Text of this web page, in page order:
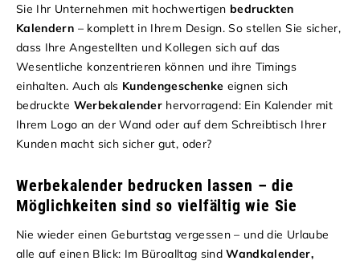
Sie Ihr Unternehmen mit hochwertigen bedruckten
Kalendern – komplett in Ihrem Design. So stellen Sie sicher,
dass Ihre Angestellten und Kollegen sich auf das
Wesentliche konzentrieren können und ihre Timings
einhalten. Auch als Kundengeschenke eignen sich
bedruckte Werbekalender hervorragend: Ein Kalender mit
Ihrem Logo an der Wand oder auf dem Schreibtisch Ihrer
Kunden macht sich sicher gut, oder?
Werbekalender bedrucken lassen – die
Möglichkeiten sind so vielfältig wie Sie
Nie wieder einen Geburtstag vergessen – und die Urlaube
alle auf einen Blick: Im Büroalltag sindWandkalender,